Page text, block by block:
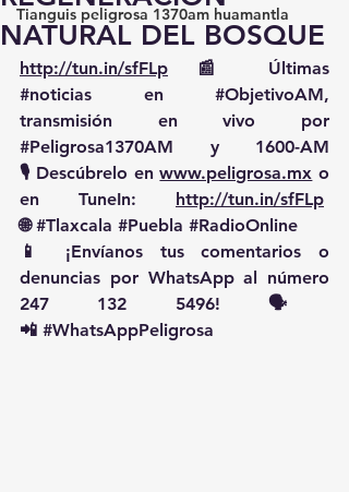
Tianguis peligrosa 1370am huamantla
NATURAL DEL BOSQUE
http://tun.in/sfFLp
#noticias en #ObjetivoAM,
#Peligrosa1370AM y 1600-AM
🎙️ Descúbrelo en www.peligrosa.mx o
en TuneIn: http://tun.in/sfFLp
🌐 #Tlaxcala #Puebla #RadioOnline
📱 ¡Envíanos tus comentarios o
denuncias por WhatsApp al número
247 132 5496! 🗣️
📲 #WhatsAppPeligrosa